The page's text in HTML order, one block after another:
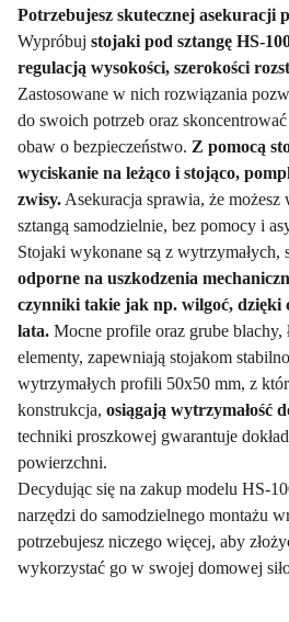
Potrzebujesz skutecznej asekuracji
Wypróbuj stojaki pod sztangę HS-
regulacją wysokości, szerokości
Zastosowane w nich rozwiązania
do swoich potrzeb oraz
obaw o bezpieczeństwo. Z pomocą
wyciskanie na leżąco i stojąco,
zwisy. Asekuracja sprawia, że
sztangą samodzielnie, bez pomocy i
Stojaki wykonane są z wytrzymałych,
odporne na uszkodzenia
czynniki takie jak np. wilgoć, dzięki
lata. Mocne profile oraz grube blachy,
elementy, zapewniają stojakom
wytrzymałych profili 50x50 mm, z
konstrukcja, osiągają wytrzymałość
techniki proszkowej gwarantuje
powierzchni.
Decydując się na zakup modelu HS-
narzędzi do samodzielnego montażu
potrzebujesz niczego więcej, aby
wykorzystać go w swojej domowej